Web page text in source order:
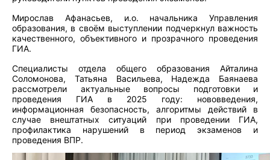
Мирослав Афанасьев, и.о. начальника Управления
образования, в своём выступлении подчеркнул важность
качественного, объективного и прозрачного проведения
ГИА.
Специалисты отдела общего образования Айталина
Соломонова, Татьяна Васильева, Надежда Баянаева
рассмотрели актуальные вопросы подготовки и
проведения ГИА в 2025 году: нововведения,
информационная безопасность, алгоритмы действий в
случае внештатных ситуаций при проведении ГИА,
профилактика нарушений в период экзаменов и
проведения ВПР.